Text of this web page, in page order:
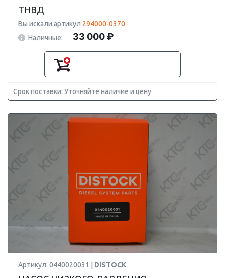
ТНВД
Вы искали артикул 294000-0370
Наличные:
33 000 ₽
Срок поставки: Уточняйте наличие и цену
Артикул: 0440020031 | DISTOCK